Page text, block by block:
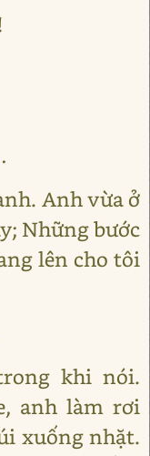
Anh vừa ở
Những bước
lên cho tôi
khi nói.
anh làm rơi
xuống nhặt.